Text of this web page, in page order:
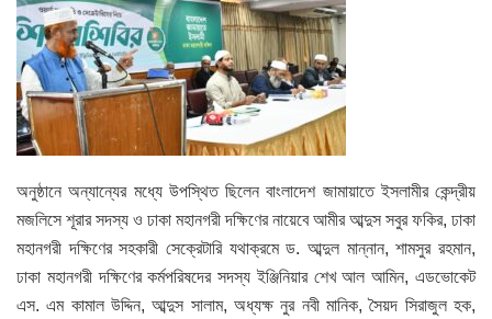
অনুষ্ঠানে অন্যান্যের মধ্যে উপস্থিত ছিলেন বাংলাদেশ জামায়াতে ইসলামীর কেন্দ্রীয়
মজলিসে শূরার সদস্য ও ঢাকা মহানগরী দক্ষিণের নায়েবে আমীর আব্দুস সবুর ফকির, ঢাকা
মহানগরী দক্ষিণের সহকারী সেক্রেটারি যথাক্রমে ড. আব্দুল মান্নান, শামসুর রহমান,
ঢাকা মহানগরী দক্ষিণের কর্মপরিষদের সদস্য ইঞ্জিনিয়ার শেখ আল আমিন, এডভোকেট
এস. এম কামাল উদ্দিন, আব্দুস সালাম, অধ্যক্ষ নুর নবী মানিক, সৈয়দ সিরাজুল হক,